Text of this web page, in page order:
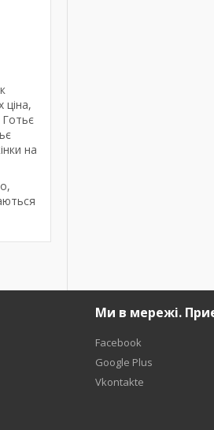
на
Ми в мережі.
Facebook
Google Plus
Vkontakte